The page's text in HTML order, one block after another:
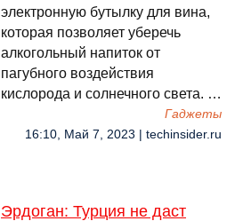
электронную бутылку для вина,
которая позволяет уберечь
алкогольный напиток от
пагубного воздействия
кислорода и солнечного света. …
Гаджеты
16:10, Май 7, 2023 | techinsider.ru
Эрдоган: Турция не даст